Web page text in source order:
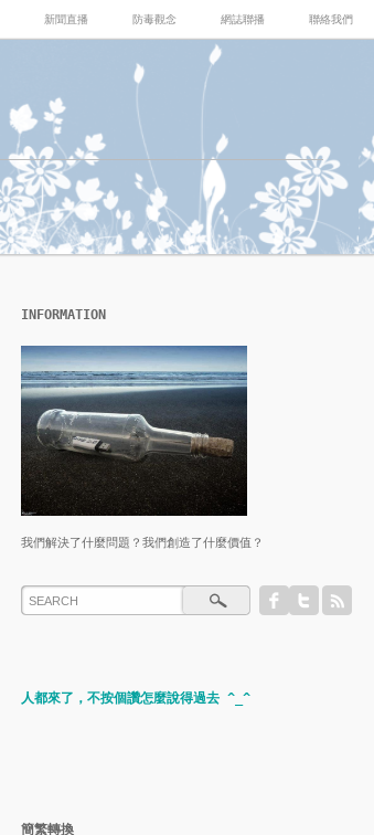
新聞直播 防毒觀念 網誌聯播 聯絡我們
INFORMATION
我們解決了什麼問題？我們創造了什麼價值？
人都來了，不按個讚怎麼說得過去 ^_^
簡繁轉換